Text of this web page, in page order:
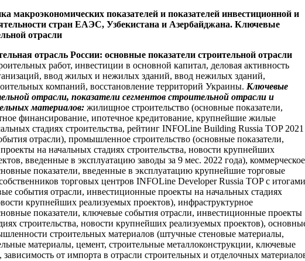
макроэкономических показателей и показателей инвестиционной и
стран ЕАЭС, Узбекистана и Азербайджана. Ключевые
отрасли
отрасль России: основные показатели строительной отрасли
работ, инвестиции в основной капитал, деловая активность
ввод жилых и нежилых зданий, ввод нежилых зданий,
компаний, восстановление территорий Украины. Ключевые
отрасли, показатели сегментов строительной отрасли и
материалов: жилищное строительство (основные показатели,
финансирование, ипотечное кредитование, крупнейшие жилые
стадиях строительства, рейтинг INFOLine Building Russia TOP 2021
отрасли), промышленное строительство (основные показатели,
на начальных стадиях строительства, новости крупнейших
введенные в эксплуатацию заводы за 9 мес. 2022 года), коммерческое
показатели, введенные в эксплуатацию крупнейшие торговые
торговых центров INFOLine Developer Russia TOP с итогами
события отрасли, инвестиционные проекты на начальных стадиях
крупнейших реализуемых проектов), инфраструктурное
показатели, ключевые события отрасли, инвестиционные проекты
строительства, новости крупнейших реализуемых проектов),
строительных материалов (штучные стеновые материалы,
материалы, цемент, строительные металлоконструкции, ключевые
зависимость от импорта в отрасли строительных и отделочных